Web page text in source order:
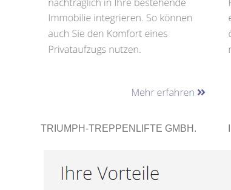
TRIUMPH-TREPPENLIFTE GMBH.